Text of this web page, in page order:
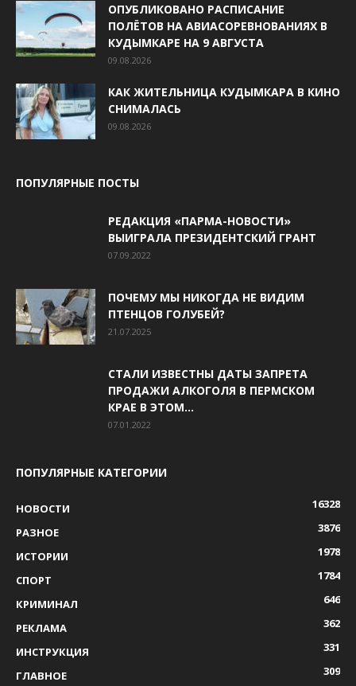
ОПУБЛИКОВАНО РАСПИСАНИЕ
ПОЛЁТОВ НА АВИАСОРЕВНОВАНИЯХ В
КУДЫМКАРЕ НА 9 АВГУСТА
09.08.2026
КАК ЖИТЕЛЬНИЦА КУДЫМКАРА В КИНО
СНИМАЛАСЬ
09.08.2026
ПОПУЛЯРНЫЕ ПОСТЫ
РЕДАКЦИЯ «ПАРМА-НОВОСТИ»
ВЫИГРАЛА ПРЕЗИДЕНТСКИЙ ГРАНТ
07.09.2022
ПОЧЕМУ МЫ НИКОГДА НЕ ВИДИМ
ПТЕНЦОВ ГОЛУБЕЙ?
21.07.2025
СТАЛИ ИЗВЕСТНЫ ДАТЫ ЗАПРЕТА
ПРОДАЖИ АЛКОГОЛЯ В ПЕРМСКОМ
КРАЕ В ЭТОМ...
07.01.2022
ПОПУЛЯРНЫЕ КАТЕГОРИИ
НОВОСТИ
16328
РАЗНОЕ
3876
ИСТОРИИ
1978
СПОРТ
1784
КРИМИНАЛ
646
РЕКЛАМА
362
ИНСТРУКЦИЯ
331
ГЛАВНОЕ
309